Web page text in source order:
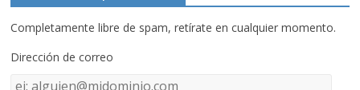
Completamente libre de spam, retírate en cualquier momento.
Dirección de correo
Dirección